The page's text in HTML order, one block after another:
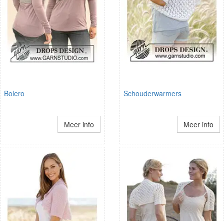
Bolero
Meer info
Schouderwarmers
Meer info